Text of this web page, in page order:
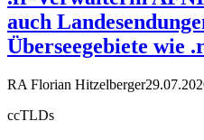
auch
Überseegebiete wie
RA Florian Hitzelberger
ccTLDs